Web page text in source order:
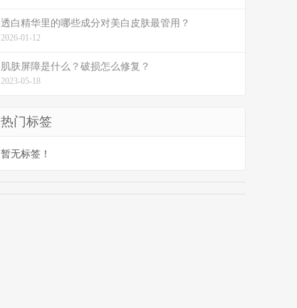
透白精华里的哪些成分对美白皮肤最管用？
2026-01-12
肌肤屏障是什么？破损怎么修复？
2023-05-18
热门标签
暂无标签！